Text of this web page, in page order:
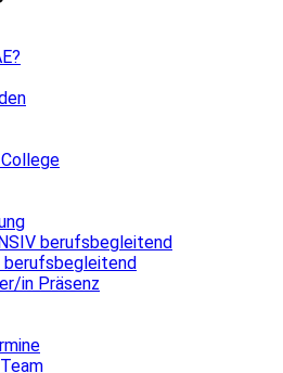
berufsbegleitend
in Präsenz